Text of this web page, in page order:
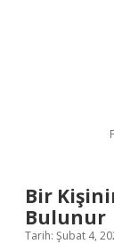
Bir
Bulunur
Tarih: Şubat 4,